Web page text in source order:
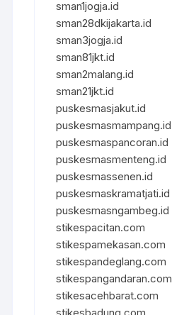
sman1jogja.id
sman28dkijakarta.id
sman3jogja.id
sman81jkt.id
sman2malang.id
sman21jkt.id
puskesmasjakut.id
puskesmasmampang.id
puskesmaspancoran.id
puskesmasmenteng.id
puskesmassenen.id
puskesmaskramatjati.id
puskesmasngambeg.id
stikespacitan.com
stikespamekasan.com
stikespandeglang.com
stikespangandaran.com
stikesacehbarat.com